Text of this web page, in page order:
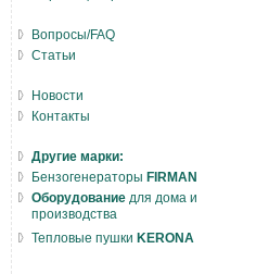
Вопросы/FAQ
Статьи
Новости
Контакты
Другие марки:
Бензогенераторы FIRMAN
Оборудование для дома и
производства
Тепловые пушки KERONA